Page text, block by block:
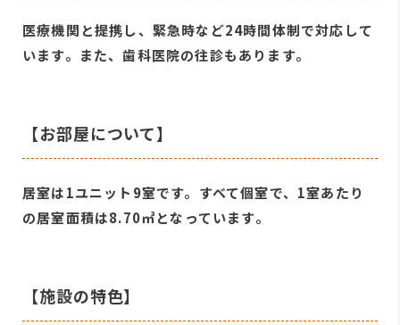
医療機関と提携し、緊急時など24時間体制で対応して
います。また、歯科医院の往診もあります。
【お部屋について】
居室は1ユニット9室です。すべて個室で、1室あたり
の居室面積は8.70㎡となっています。
【施設の特色】